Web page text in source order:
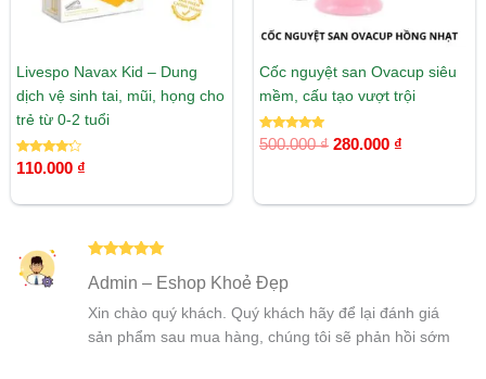
Livespo Navax Kid – Dung
dịch vệ sinh tai, mũi, họng cho
trẻ từ 0-2 tuổi
Được xếp
hạng
110.000 ₫
Cốc nguyệt san Ovacup siêu
mềm, cấu tạo vượt trội
Được xếp
hạng
500.000₫ 280.000 ₫
hạng55
Admin – Eshop Khoẻ Đẹp
Xin chào quý khách. Quý khách hãy để lại đánh giá
sản phẩm sau mua hàng, chúng tôi sẽ phản hồi sớm